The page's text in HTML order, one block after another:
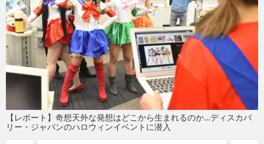
【レポート】奇想天外な発想はどこから生まれるのか…ディスカバ
リー・ジャパンのハロウィンイベントに潜入